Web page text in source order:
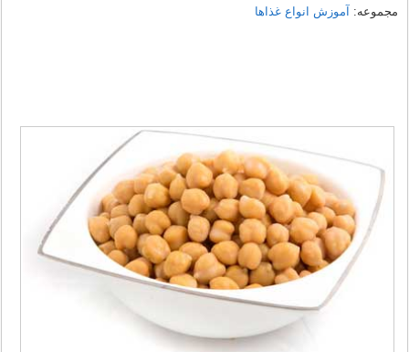
مجموعه: آموزش انواع غذاها